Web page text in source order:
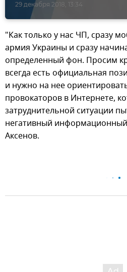
29 декабря 2018, 13:34
"Как только у нас ЧП, сразу
армия Украины и сразу
определенный фон. Просим
всегда есть официальная
и нужно на нее
провокаторов в Интернете,
затруднительной ситуации
негативный
Аксенов.